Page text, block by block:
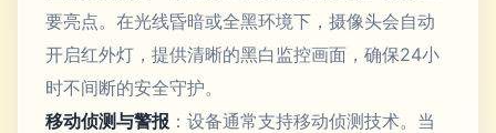
要亮点。在光线昏暗或全黑环境下，摄像头会自动
开启红外灯，提供清晰的黑白监控画面，确保24小
时不间断的安全守护。
移动侦测与警报 ：设备通常支持移动侦测技术。当